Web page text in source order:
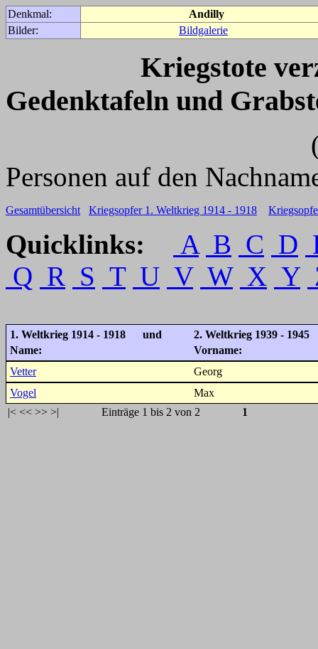
Denkmal:
Andilly
Bilder:
Bildgalerie
Kriegstote
Gedenktafeln und
(Für weitere
Personen auf den
Gesamtübersicht Kriegsopfer 1. Weltkrieg 1914 - 1918
Quicklinks: A B C D
Q R S T U V W X Y
1. Weltkrieg 1914 - 1918 und
2. Weltkrieg 1939 - 1945
Name:
Vorname:
Vetter
Georg
Vogel
Max
|< << >> >| Einträge 1 bis 2 von 2 1